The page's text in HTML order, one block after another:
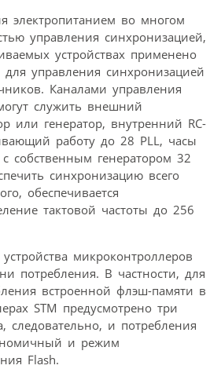
электропитанием во многом
управления синхронизацией,
устройствах применено
управления синхронизацией
Каналами управления
служить внешний
или генератор, внутренний RC-
работу до 28 PLL, часы
собственным генератором 32
синхронизацию всего
обеспечивается
тактовой частоты до 256
микроконтроллеров
потребления. В частности, для
встроенной флэш-памяти в
STM предусмотрено три
следовательно, и потребления
и режим
Flash.